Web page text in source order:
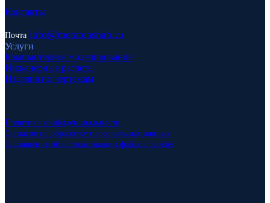
Контакты
Почта info@metatehsnab.ru
Услуги
Компьютерное моделирование
Инженерные расчеты
Изделия по чертежам
Политика конфиденциальности
Согласие на обработку персональных данных
Соглашение об использовании файлов cookies